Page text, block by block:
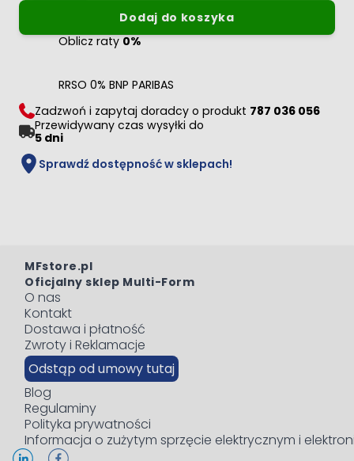
Dodaj do koszyka
Oblicz raty0%
RRSO 0% BNP PARIBAS
Zadzwoń i zapytaj doradcy o produkt 787 036 056
Przewidywany czas wysyłki do
5 dni
Sprawdź dostępność w sklepach!
MFstore.pl
Oficjalny sklep Multi-Form
O nas
Kontakt
Dostawa i płatność
Zwroty i Reklamacje
Odstąp od umowy tutaj
Blog
Regulaminy
Polityka prywatności
Informacja o zużytym sprzęcie elektrycznym i